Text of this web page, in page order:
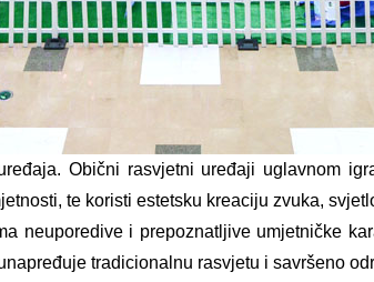
Obični rasvjetni uređaji uglavnom
te koristi estetsku kreaciju zvuka,
neuporedive i prepoznatljive umjetničke
tradicionalnu rasvjetu i savršeno